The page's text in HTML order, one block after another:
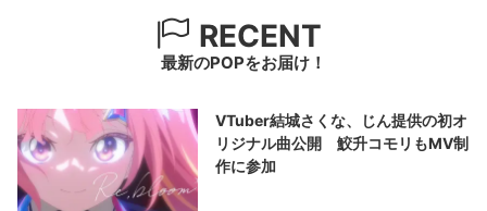
RECENT
最新のPOPをお届け！
VTuber結城さくな、じん提供の初オ
リジナル曲公開 鮫升コモリもMV制
作に参加